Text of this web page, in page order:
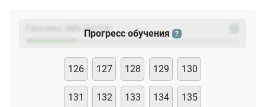
(23
Прогресс обучения ?
126 127 128 129 130
131 132 133 134 135